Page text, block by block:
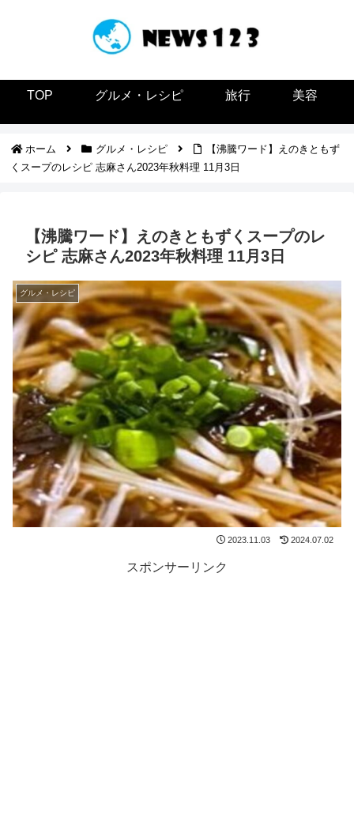
TOP グルメ・レシピ 旅行 美容
ホーム グルメ・レシピ
【沸騰ワード】えのきともず
くスープのレシピ 志麻さん2023年秋料理 11月3日
【沸騰ワード】えのきともずくスープのレ
シピ 志麻さん2023年秋料理 11月3日
グルメ・レシピ
2023.11.03 2024.07.02
スポンサーリンク